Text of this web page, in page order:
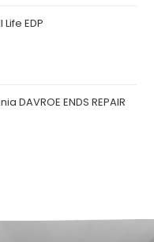
Life EDP
DAVROE ENDS REPAIR